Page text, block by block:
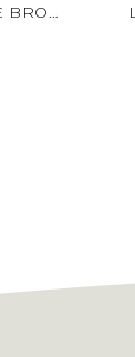
LIL’ ATELIER BABY LOOSE BROEK WIT BIOLOGISCH KATOEN VERSTELBARE TAILLE